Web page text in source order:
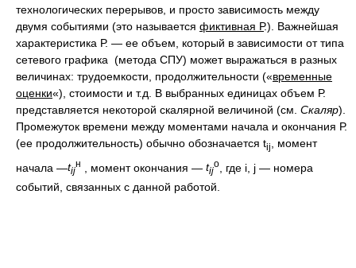
технологических перерывов, и просто зависимость между
двумя событиями (это называется фиктивная Р.). Важнейшая
характеристика Р. — ее объем, который в зависимости от типа
сетевого графика (метода СПУ) может выражаться в разных
величинах: трудоемкости, продолжительности («временные
оценки«), стоимости и т.д. В выбранных единицах объем Р.
представляется некоторой скалярной величиной (см. Скаляр).
Промежуток времени между моментами начала и окончания Р.
(ее продолжительность) обычно обозначается tij
, момент
начала —tij
н , момент окончания — tij
о
, где i, j — номера
событий, связанных с данной работой.